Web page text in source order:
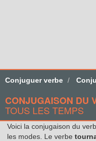
Conjuguer verbe
CONJUGAISON DU
TOUS LES TEMPS
Voici la conjugaison du
les modes. Le verbe